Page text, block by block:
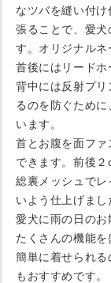
なツバを縫い付
張ることで、愛犬
す。オリジナルネ
首後にはリードホ
背中には反射プ
るのを防ぐため
います。
首とお腹を面フ
できます。前後２
総裏メッシュで
いよう仕上げまし
愛犬に雨の日のお
たくさんの機能を
簡単に着せられ
もおすすめです。